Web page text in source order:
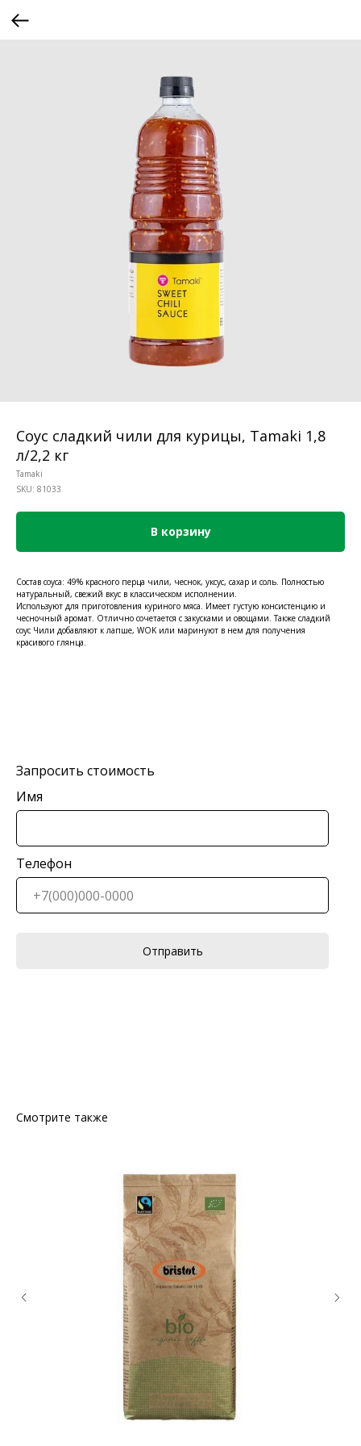
Соус сладкий чили для курицы, Tamaki 1,8
л/2,2 кг
Tamaki
SKU: 81033
В корзину
Состав соуса: 49% красного перца чили, чеснок, уксус, сахар и соль. Полностью
натуральный, свежий вкус в классическом исполнении.
Используют для приготовления куриного мяса. Имеет густую консистенцию и
чесночный аромат. Отлично сочетается с закусками и овощами. Также сладкий
соус Чили добавляют к лапше, WOK или маринуют в нем для получения
красивого глянца.
Запросить стоимость
Имя
Телефон
Отправить
Смотрите также
КОНТАКТЫ
Ждём Вас в выставочном зале
г. Калининград, ул. Дзержинского, д. 125